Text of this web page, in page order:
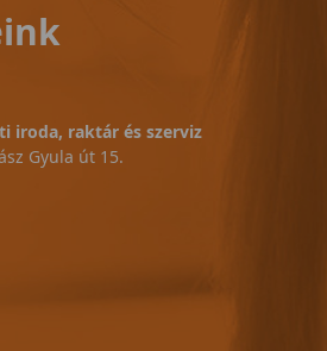
iroda, raktár és szerviz
Gyula út 15.